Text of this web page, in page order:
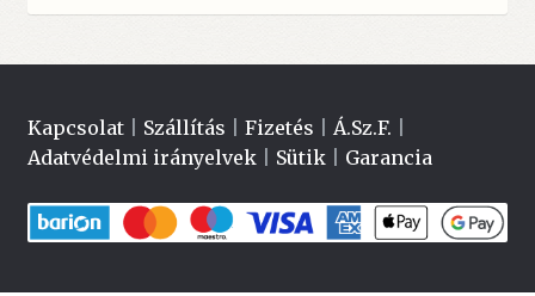
Kapcsolat| Szállítás Fizetés Á.Sz.F.
Adatvédelmi irányelvek| Sütik| Garancia